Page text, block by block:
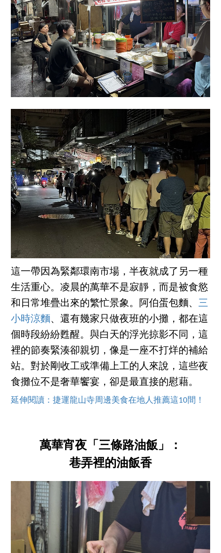
這一帶因為緊鄰環南市場，半夜就成了另一種
生活重心。凌晨的萬華不是寂靜，而是被食慾
和日常堆疊出來的繁忙景象。阿伯蛋包麵、三
小時涼麵、還有幾家只做夜班的小攤，都在這
個時段紛紛甦醒。與白天的浮光掠影不同，這
裡的節奏緊湊卻親切，像是一座不打烊的補給
站。對於剛收工或準備上工的人來說，這些夜
食攤位不是奢華饗宴，卻是最直接的慰藉。
延伸閱讀：捷運龍山寺周邊美食在地人推薦這10間！
萬華宵夜「三條路油飯」：
巷弄裡的油飯香